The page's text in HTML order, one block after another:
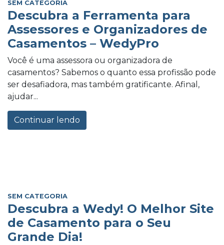
SEM CATEGORIA
Descubra a Ferramenta para
Assessores e Organizadores de
Casamentos – WedyPro
Você é uma assessora ou organizadora de
casamentos? Sabemos o quanto essa profissão pode
ser desafiadora, mas também gratificante. Afinal,
ajudar...
Continuar lendo
SEM CATEGORIA
Descubra a Wedy! O Melhor Site
de Casamento para o Seu
Grande Dia!